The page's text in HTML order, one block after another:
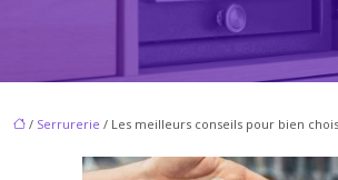
/ Serrurerie / Les meilleurs conseils pour bien